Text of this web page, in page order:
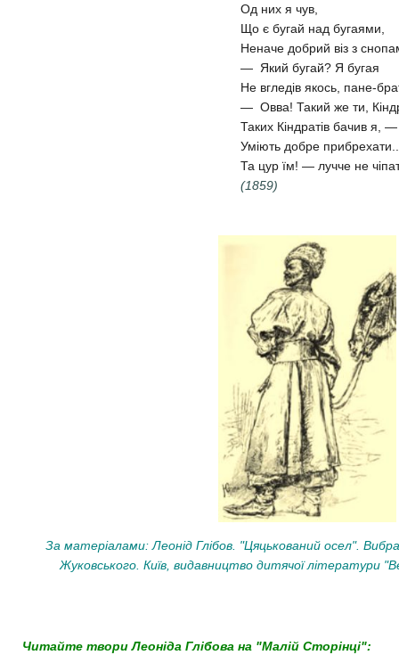
Од них я чув,
Що є бугай над бугаями,
Неначе добрий віз з
— Який бугай? Я бугая
Не вгледів якось, пане-
— Овва! Такий же ти,
Таких Кіндратів бачив я, —
Уміють добре
Та цур їм! — лучче не
(1859)
За матеріалами: Леонід Глібов. "Цяцькований осел".
Жуковського. Київ, видавництво дитячої літератури
Читайте твори Леоніда Глібова на "Малій Сторінці":